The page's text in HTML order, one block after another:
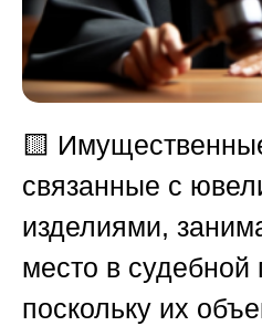
🟨
связанные с
изделиями,
место в судебной
поскольку их